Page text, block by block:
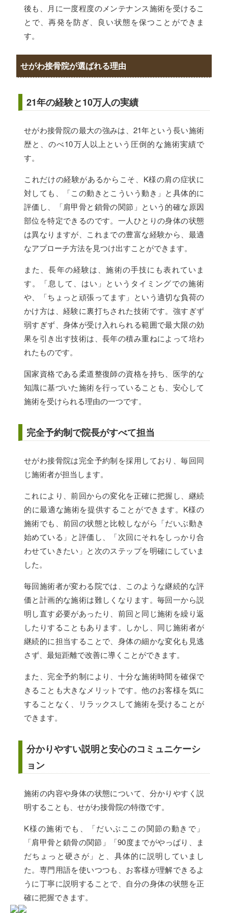
後も、月に一度程度のメンテナンス施術を受けるこ
とで、再発を防ぎ、良い状態を保つことができま
す。
せがわ接骨院が選ばれる理由
21年の経験と10万人の実績
せがわ接骨院の最大の強みは、21年という長い施術
歴と、のべ10万人以上という圧倒的な施術実績で
す。
これだけの経験があるからこそ、K様の肩の症状に
対しても、「この動きとこういう動き」と具体的に
評価し、「肩甲骨と鎖骨の関節」という的確な原因
部位を特定できるのです。一人ひとりの身体の状態
は異なりますが、これまでの豊富な経験から、最適
なアプローチ方法を見つけ出すことができます。
また、長年の経験は、施術の手技にも表れていま
す。「息して、はい」というタイミングでの施術
や、「ちょっと頑張ってます」という適切な負荷の
かけ方は、経験に裏打ちされた技術です。強すぎず
弱すぎず、身体が受け入れられる範囲で最大限の効
果を引き出す技術は、長年の積み重ねによって培わ
れたものです。
国家資格である柔道整復師の資格を持ち、医学的な
知識に基づいた施術を行っていることも、安心して
施術を受けられる理由の一つです。
完全予約制で院長がすべて担当
せがわ接骨院は完全予約制を採用しており、毎回同
じ施術者が担当します。
これにより、前回からの変化を正確に把握し、継続
的に最適な施術を提供することができます。K様の
施術でも、前回の状態と比較しながら「だいぶ動き
始めている」と評価し、「次回にそれをしっかり合
わせていきたい」と次のステップを明確にしていま
した。
毎回施術者が変わる院では、このような継続的な評
価と計画的な施術は難しくなります。毎回一から説
明し直す必要があったり、前回と同じ施術を繰り返
したりすることもあります。しかし、同じ施術者が
継続的に担当することで、身体の細かな変化も見逃
さず、最短距離で改善に導くことができます。
また、完全予約制により、十分な施術時間を確保で
きることも大きなメリットです。他のお客様を気に
することなく、リラックスして施術を受けることが
できます。
分かりやすい説明と安心のコミュニケーシ
ョン
施術の内容や身体の状態について、分かりやすく説
明することも、せがわ接骨院の特徴です。
K様の施術でも、「だいぶここの関節の動きで」
「肩甲骨と鎖骨の関節」「90度までがやっぱり、ま
だちょっと硬さが」と、具体的に説明していまし
た。専門用語を使いつつも、お客様が理解できるよ
うに丁寧に説明することで、自分の身体の状態を正
確に把握できます。